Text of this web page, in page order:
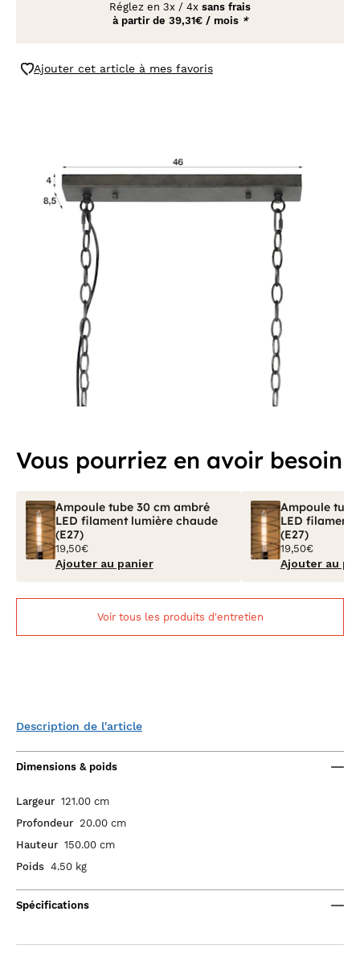
Réglez en 3x / 4x sans frais
à partir de 39,31€ / mois *
Ajouter cet article à mes favoris
Vous pourriez en avoir besoin
Ampoule tube 30 cm ambré
LED filament lumière chaude
(E27)
19,50€
Ajouter au panier
Ampoule
LED filament
(E27)
19,50€
Ajouter au
Voir tous les produits d'entretien
Description de l'article
Dimensions & poids
Largeur 121.00 cm
Profondeur 20.00 cm
Hauteur 150.00 cm
Poids 4.50 kg
Spécifications